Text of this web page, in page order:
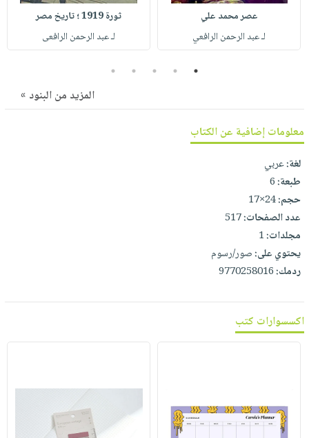
صابون
أطفال
مناسبات
فيديوهات
أسئلة
يتكرر
نيل
وفرات
كتابك
تواصل
معنا
التسوق
عصر محمد علي
لـ عبد الرحمن الرافعي
ثورة 1919 ؛ تاريخ مصر
لـ عبد الرحمن الرافعى
1
2
3
4
5
المزيد من البنود »
معلومات إضافية عن الكتاب
لغة:عربي
طبعة:6
حجم:24×17
عدد الصفحات:517
مجلدات:1
يحتوي على:صور/رسوم
ردمك:9770258016
اكسسوارات كتب